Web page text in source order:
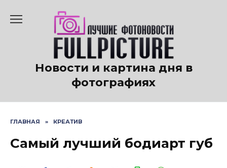
содержанию
Новости и картина дня в
фотографиях
ГЛАВНАЯ » КРЕАТИВ
Самый лучший бодиарт губ